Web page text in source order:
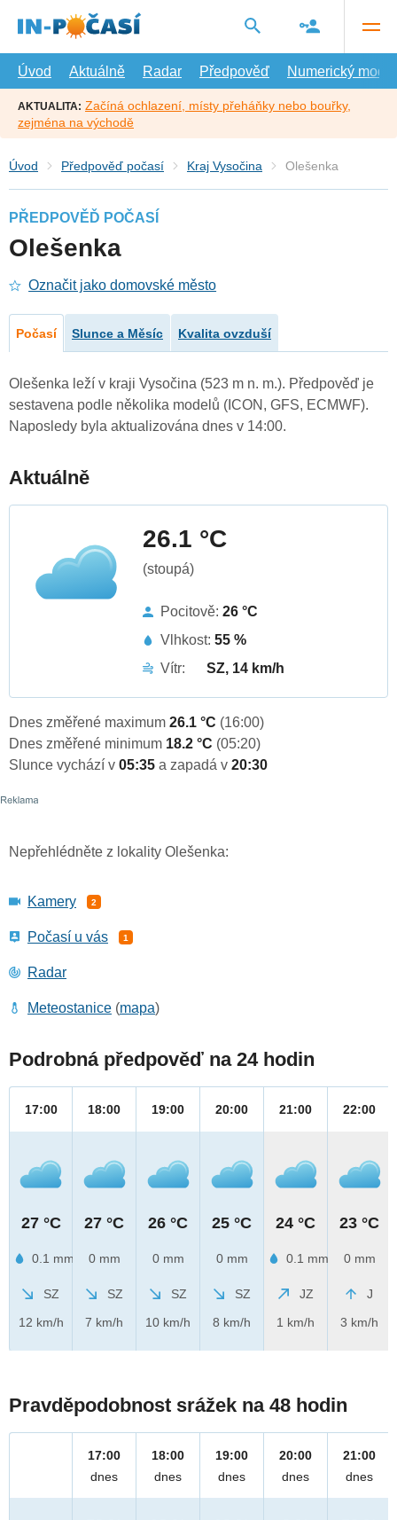
hlavní
Úvod
Aktuálně Radar Předpověď Numerický model
AKTUALITA: Začíná ochlazení, místy přeháňky nebo bouřky,
zejména na východě
Úvod Předpověď počasí Kraj Vysočina Olešenka
PŘEDPOVĚĎ POČASÍ
Olešenka
Označit jako domovské město
Počasí Slunce a Měsíc Kvalita ovzduší
Olešenka leží v kraji Vysočina (523 m n. m.). Předpověď je
sestavena podle několika modelů (ICON, GFS, ECMWF).
Naposledy byla aktualizována dnes v 14:00.
Aktuálně
26.1 °C
(stoupá)
Pocitově: 26 °C
Vlhkost: 55 %
Vítr:
SZ, 14 km/h
Dnes změřené maximum 26.1 °C (16:00)
Dnes změřené minimum 18.2 °C (05:20)
Slunce vychází v 05:35 a zapadá v 20:30
Nepřehlédněte z lokality Olešenka:
Kamery 2
Počasí u vás 1
Radar
Meteostanice (mapa)
Podrobná předpověď na 24 hodin
17:00
27 °C
0.1 mm
SZ
12 km/h
18:00
27 °C
0 mm
SZ
7 km/h
19:00
26 °C
0 mm
SZ
10 km/h
20:00
25 °C
0 mm
SZ
8 km/h
21:00
24 °C
0.1 mm
JZ
1 km/h
22:00
23 °C
0 mm
J
3 km/h
Pravděpodobnost srážek na 48 hodin
17:00
dnes
18:00
dnes
19:00
dnes
20:00
dnes
21:00
dnes